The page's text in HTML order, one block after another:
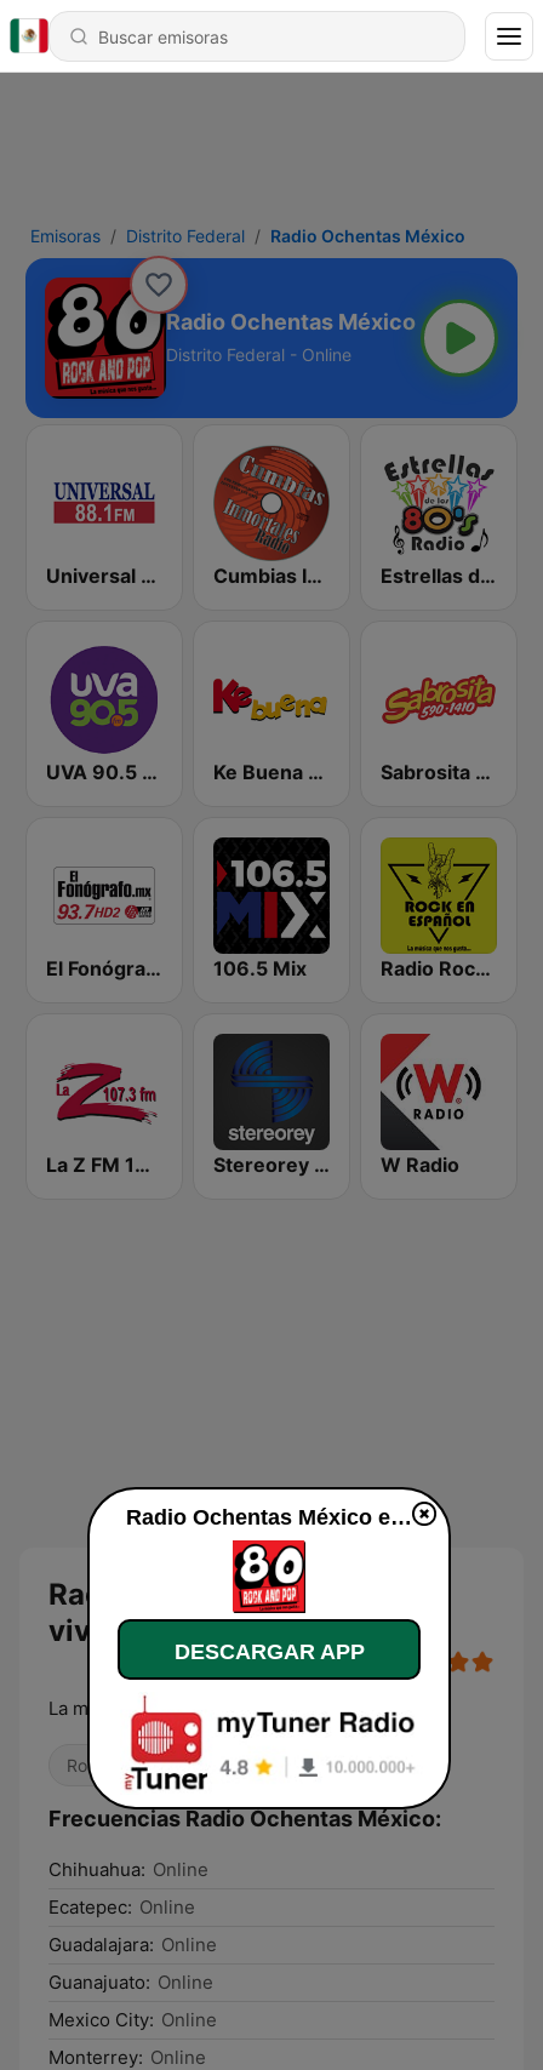
Emisoras Distrito Federal Radio Ochentas México
Radio Ochentas México
Distrito Federal - Online
Universal 88.1 FM Cumbias Inmortales Radio Estrellas de los 80s
UVA 90.5 FM Ke Buena 92.9 FM Sabrosita 590 AM
El Fonógrafo HD2 106.5 Mix Radio Rock en Español México
La Z FM 107.3 Stereorey México W Radio
Radio Ochentas México en
vivo
La música que nos gusta...
Rock Pop / Top 40 Años 80
Frecuencias Radio Ochentas México:
Chihuahua: Online
Ecatepec: Online
Guadalajara: Online
Guanajuato: Online
Mexico City: Online
Monterrey: Online
Radio Ochentas México en vivo
DESCARGAR APP